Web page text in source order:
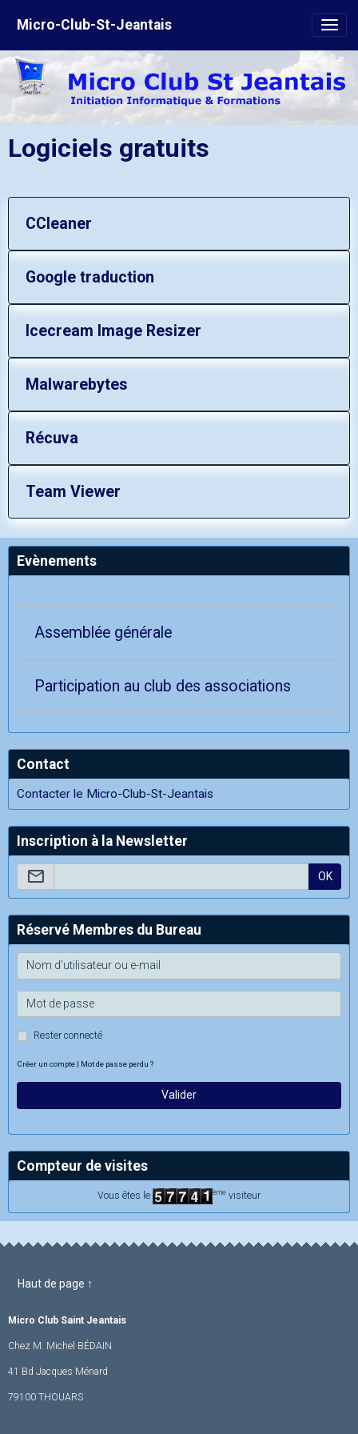
Micro-Club-St-Jeantais
Logiciels gratuits
CCleaner
Google traduction
Icecream Image Resizer
Malwarebytes
Récuva
Team Viewer
Evènements
Assemblée générale
Participation au club des associations
Contact
Contacter le Micro-Club-St-Jeantais
Inscription à la Newsletter
OK
Réservé Membres du Bureau
Rester connecté
Créer un compte | Mot de passe perdu ?
Valider
Compteur de visites
Vous êtes le ème visiteur
Haut de page ↑
Micro Club Saint Jeantais
Chez M. Michel BÉDAIN
41 Bd Jacques Ménard
79100 THOUARS